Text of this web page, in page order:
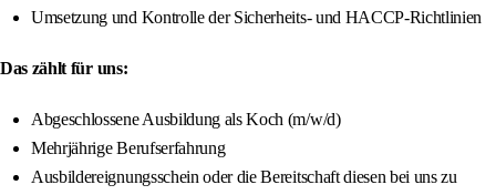
Umsetzung und Kontrolle der Sicherheits- und HACCP-Richtlinien
Das zählt für uns:
Abgeschlossene Ausbildung als Koch (m/w/d)
Mehrjährige Berufserfahrung
Ausbildereignungsschein oder die Bereitschaft diesen bei uns zu